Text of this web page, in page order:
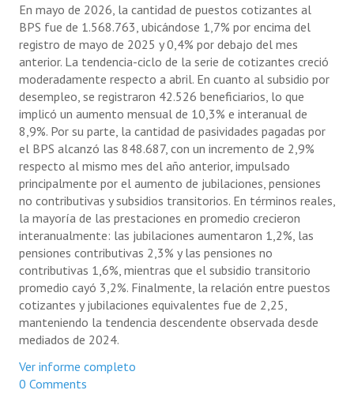
En mayo de 2026, la cantidad de puestos cotizantes al
BPS fue de 1.568.763, ubicándose 1,7% por encima del
registro de mayo de 2025 y 0,4% por debajo del mes
anterior. La tendencia-ciclo de la serie de cotizantes creció
moderadamente respecto a abril. En cuanto al subsidio por
desempleo, se registraron 42.526 beneficiarios, lo que
implicó un aumento mensual de 10,3% e interanual de
8,9%. Por su parte, la cantidad de pasividades pagadas por
el BPS alcanzó las 848.687, con un incremento de 2,9%
respecto al mismo mes del año anterior, impulsado
principalmente por el aumento de jubilaciones, pensiones
no contributivas y subsidios transitorios. En términos reales,
la mayoría de las prestaciones en promedio crecieron
interanualmente: las jubilaciones aumentaron 1,2%, las
pensiones contributivas 2,3% y las pensiones no
contributivas 1,6%, mientras que el subsidio transitorio
promedio cayó 3,2%. Finalmente, la relación entre puestos
cotizantes y jubilaciones equivalentes fue de 2,25,
manteniendo la tendencia descendente observada desde
mediados de 2024.
Ver informe completo
0 Comments